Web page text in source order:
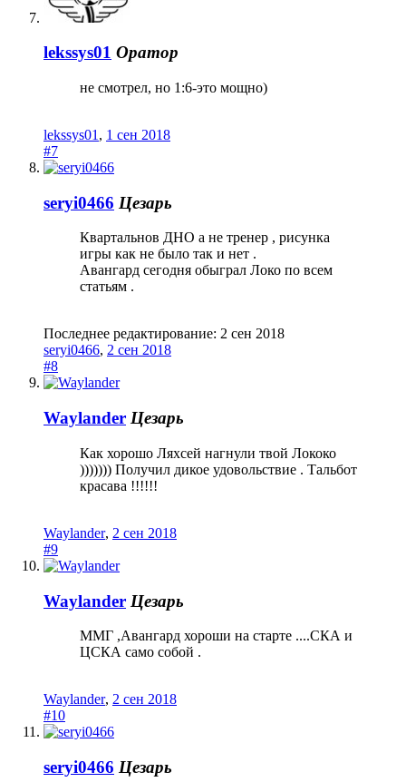
lekssys01 Оратор
не смотрел, но 1:6-это мощно)
lekssys01 , 1 сен 2018
#7
seryi0466 Цезарь
Квартальнов ДНО а не тренер , рисунка
игры как не было так и нет .
Авангард сегодня обыграл Локо по всем
статьям .
Последнее редактирование: 2 сен 2018
seryi0466, 2 сен 2018
#8
Waylander Цезарь
Как хорошо Ляхсей нагнули твой Лококо
))))))) Получил дикое удовольствие . Тальбот
красава !!!!!!
Waylander, 2 сен 2018
#9
Waylander Цезарь
ММГ ,Авангард хороши на старте ....СКА и
ЦСКА само собой .
Waylander, 2 сен 2018
#10
seryi0466 Цезарь